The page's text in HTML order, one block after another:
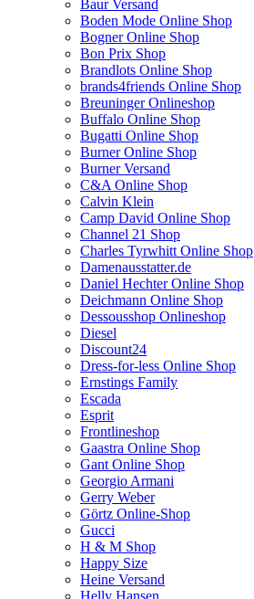
Baur Versand
Boden Mode Online Shop
Bogner Online Shop
Bon Prix Shop
Brandlots Online Shop
brands4friends Online Shop
Breuninger Onlineshop
Buffalo Online Shop
Bugatti Online Shop
Burner Online Shop
Burner Versand
C&A Online Shop
Calvin Klein
Camp David Online Shop
Channel 21 Shop
Charles Tyrwhitt Online Shop
Damenausstatter.de
Daniel Hechter Online Shop
Deichmann Online Shop
Dessousshop Onlineshop
Diesel
Discount24
Dress-for-less Online Shop
Ernstings Family
Escada
Esprit
Frontlineshop
Gaastra Online Shop
Gant Online Shop
Georgio Armani
Gerry Weber
Görtz Online-Shop
Gucci
H & M Shop
Happy Size
Heine Versand
Helly Hansen